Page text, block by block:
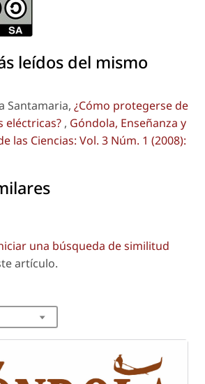
leídos del mismo
Santamaria, ¿Cómo protegerse de
eléctricas? , Góndola, Enseñanza y
las Ciencias: Vol. 3 Núm. 1 (2008):
una búsqueda de similitud
artículo.